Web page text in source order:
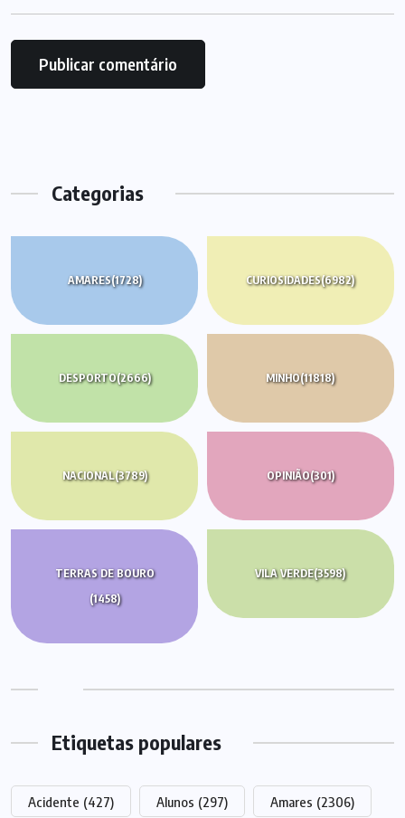
Categorias
AMARES(1728) CURIOSIDADES(6982)
DESPORTO(2666) MINHO(11818)
NACIONAL(3789) OPINIÃO(301)
TERRAS DE BOURO
(1458)
VILA VERDE(3598)
Etiquetas populares
Acidente (427) Alunos (297) Amares (2306)